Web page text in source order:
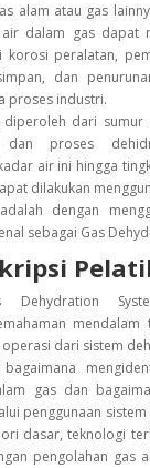
alam atau gas
dalam gas dapat
korosi peralatan,
dan
proses industri.
dari sumur
dan proses
air ini hingga
dilakukan
dengan
sebagai Gas
Dehydration
mendalam
dari sistem
gas dan
penggunaan
dasar, teknologi
pengolahan gas